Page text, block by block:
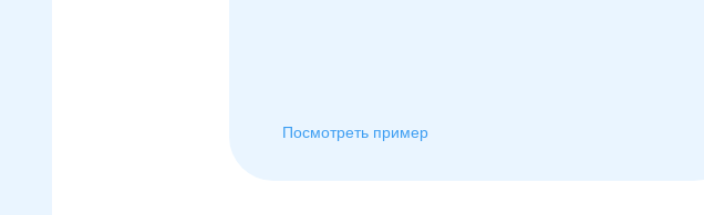
Посмотреть пример